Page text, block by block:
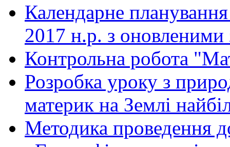
Календарне
2017 н.р. з оновленими
Контрольна робота
Розробка уроку з
материк на Землі
Методика проведення